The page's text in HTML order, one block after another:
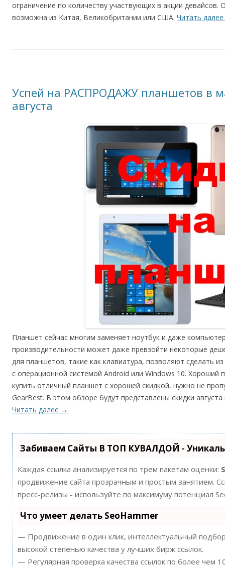
ограничение по количеству участвующих в акции
возможна из Китая, Великобритании или США. Читать далее
Успей на РАСПРОДАЖУ планшетов в
августа
Планшет сейчас многим заменяет ноутбук и даже
производительности может даже превзойти некоторые
для планшетов, такие как клавиатура, позволяют сделать
с операционной системой Android или Windows 10. Хороший
купить отличный планшет с хорошей скидкой, нужно не
GearBest. В этом обзоре будут представлены скидки
Читать далее →
Забиваем Сайты В ТОП КУВАЛДОЙ -
Каждая ссылка анализируется по трем пакетам оценки:
продвижение сайта прозрачным и простым занятием.
пресс-релизы - используйте по максимуму потенциал
Что умеет делать SeoHammer
— Продвижение в один клик, интеллектуальный
высокой степенью качества у лучших бирж ссылок.
— Регулярная проверка качества ссылок по более чем